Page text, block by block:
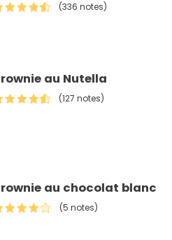
(336 notes)
au Nutella
(127 notes)
au chocolat blanc
(5 notes)